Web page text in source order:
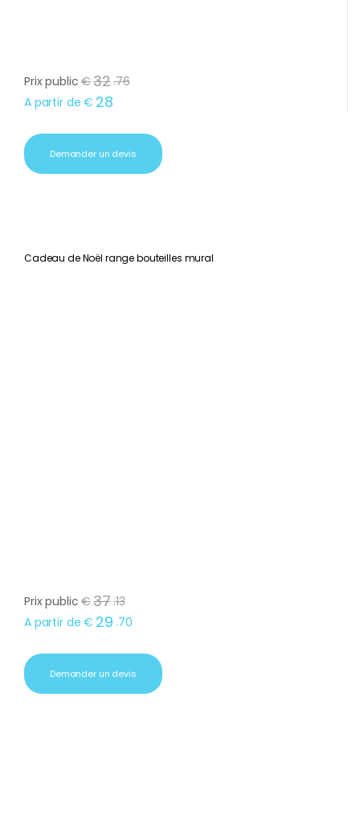
Prix public €32.76
A partir de € 28
Demander un devis
Cadeau de Noël range bouteilles mural
Prix public €37.13
A partir de € 29 .70
Demander un devis